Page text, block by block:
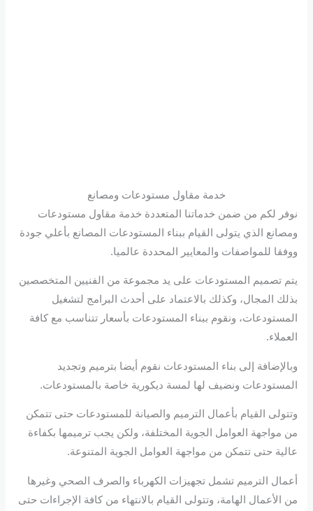
خدمة مقاول مستودعات ومصانع
نوفر لكم من ضمن خدماتنا المتعددة خدمة مقاول مستودعات
ومصانع الذي يتولى القيام ببناء المستودعات المصانع بأعلي جودة
ووفقا للمواصفات والمعايير المحددة عالميا.
يتم تصميم المستودعات على يد مجموعة من الفنيين المتخصصين
بذلك المجال، وكذلك بالاعتماد على أحدث البرامج لتشغيل
المستودعات، ونقوم ببناء المستودعات بأسعار تتناسب مع كافة
العملاء.
وبالإضافة إلى بناء المستودعات نقوم أيضا بترميم وتجديد
المستودعات ونضيف لها لمسة ديكورية خاصة بالمستودعات.
وتتولى القيام بأعمال الترميم والصيانة للمستودعات حتى تتمكن
من مواجهة العوامل الجوية المختلفة، ولكن يجب ترميمها بكفاءة
عالية حتى تتمكن من مواجهة العوامل الجوية المتنوعة.
أعمال الترميم تشمل تجهيزات الكهرباء والصرف الصحي وغيرها
من الأعمال الهامة، وتتولى القيام بالانتهاء من كافة الإجراءات حتى